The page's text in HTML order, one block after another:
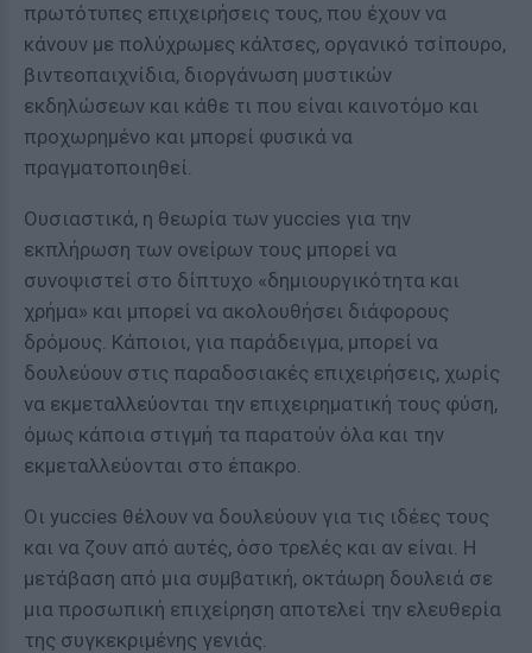
πρωτότυπες επιχειρήσεις τους, που έχουν να
κάνουν με πολύχρωμες κάλτσες, οργανικό τσίπουρο,
βιντεοπαιχνίδια, διοργάνωση μυστικών
εκδηλώσεων και κάθε τι που είναι καινοτόμο και
προχωρημένο και μπορεί φυσικά να
πραγματοποιηθεί.
Ουσιαστικά, η θεωρία των yuccies για την
εκπλήρωση των ονείρων τους μπορεί να
συνοψιστεί στο δίπτυχο «δημιουργικότητα και
χρήμα» και μπορεί να ακολουθήσει διάφορους
δρόμους. Κάποιοι, για παράδειγμα, μπορεί να
δουλεύουν στις παραδοσιακές επιχειρήσεις, χωρίς
να εκμεταλλεύονται την επιχειρηματική τους φύση,
όμως κάποια στιγμή τα παρατούν όλα και την
εκμεταλλεύονται στο έπακρο.
Οι yuccies θέλουν να δουλεύουν για τις ιδέες τους
και να ζουν από αυτές, όσο τρελές και αν είναι. Η
μετάβαση από μια συμβατική, οκτάωρη δουλειά σε
μια προσωπική επιχείρηση αποτελεί την ελευθερία
της συγκεκριμένης γενιάς.